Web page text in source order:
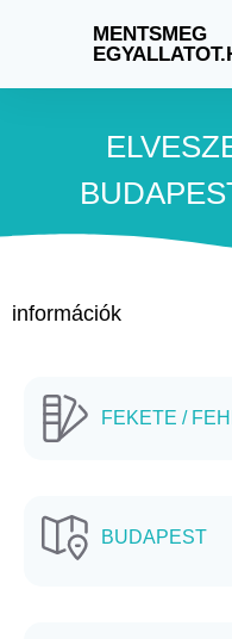
MENTSMEG
információk
FEKETE /
BUDAPEST